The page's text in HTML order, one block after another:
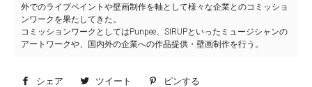
外でのライブペイントや壁画制作を軸として様々な企業とのコミッショ
ンワークを果たしてきた。
コミッションワークとしてはPunpee、SIRUPといったミュージシャンの
アートワークや、国内外の企業への作品提供・壁画制作を行う。
シェア
Facebookツイート
Twitterピンする